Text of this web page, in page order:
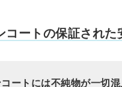
コートの保証された
ートには不純物が一切混